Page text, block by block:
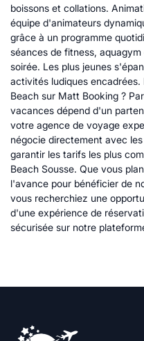
boissons et collations.
équipe d'animateurs
grâce à un programme
séances de fitness,
soirée. Les plus jeunes
activités ludiques encadrées.
Beach sur Matt Booking ?
vacances dépend d'un
votre agence de voyage
négocie directement avec
garantir les tarifs les plus
Beach Sousse. Que vous
l'avance pour bénéficier de
vous recherchiez une
d'une expérience de
sécurisée sur notre